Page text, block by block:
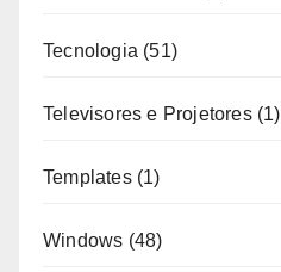
Tecnologia (51)
Televisores e Projetores(1)
Templates(1)
Windows (48)